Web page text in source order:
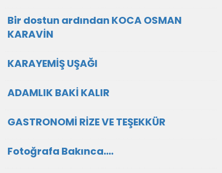
Bir dostun ardından KOCA OSMAN
KARAVİN
KARAYEMİŞ UŞAĞI
ADAMLIK BAKİ KALIR
GASTRONOMİ RİZE VE TEŞEKKÜR
Fotoğrafa Bakınca....